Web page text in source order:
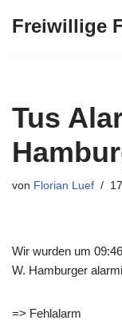
Freiwillige
Tus
von Florian Luef
Wir wurden um
W. Hamburger
=> Fehlalarm